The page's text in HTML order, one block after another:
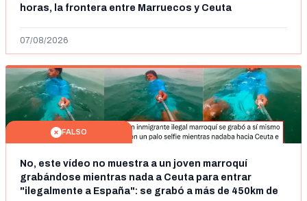
horas, la frontera entre Marruecos y Ceuta
07/08/2026
FALSO
No, este vídeo no muestra a un joven marroquí
grabándose mientras nada a Ceuta para entrar
"ilegalmente a España": se grabó a más de 450km de